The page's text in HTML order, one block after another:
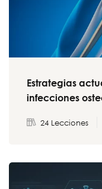
Estrategias
infecciones
24 Lecciones